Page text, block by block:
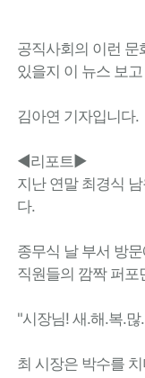
공직사회의 이런 문
있을지 이 뉴스 보
김아연 기자입니다.
◀리포트▶
지난 연말 최경식
다.
종무식 날 부서 방
직원들의 깜짝 퍼포
"시장님! 새.해.복.
최 시장은 박수를